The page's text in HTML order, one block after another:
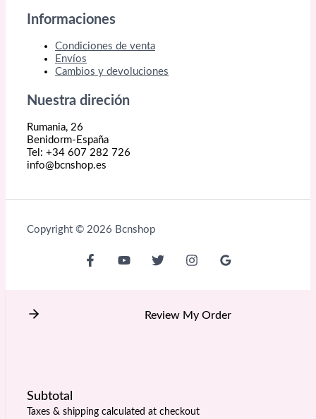
Informaciones
Condiciones de venta
Envíos
Cambios y devoluciones
Nuestra direción
Rumania, 26
Benidorm-España
Tel: +34 607 282 726
info@bcnshop.es
Copyright © 2026 Bcnshop
Review My Order
Subtotal
Taxes & shipping calculated at checkout